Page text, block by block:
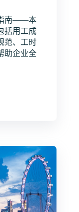
南——本
括用工成
范、工时
助企业全